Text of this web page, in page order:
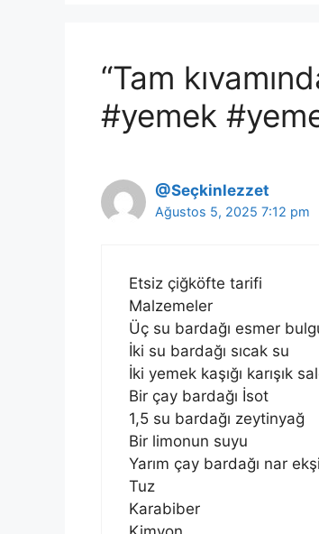
“Tam
#yemek
@Seçkinlezzet
Ağustos 5, 2025 7:12 pm
Etsiz çiğköfte tarifi
Malzemeler
Üç su bardağı esmer
İki su bardağı sıcak su
İki yemek kaşığı karışık
Bir çay bardağı İsot
1,5 su bardağı zeytinyağ
Bir limonun suyu
Yarım çay bardağı nar
Tuz
Karabiber